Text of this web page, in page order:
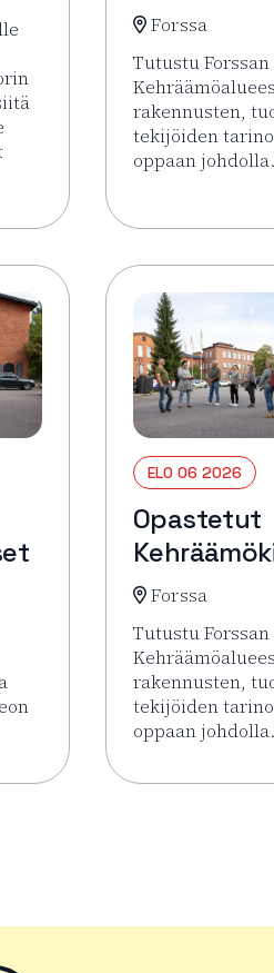
torikahvit
Forssa
Tutustu Forssan
rakennusten,
tekijöiden
oppaan johdolla.
Lue lisää
Kehräämökierrokset
ELO 06 2026
Opastetut
Forssa
Tutustu Forssan
rakennusten,
tekijöiden
oppaan johdolla.
Lue lisää